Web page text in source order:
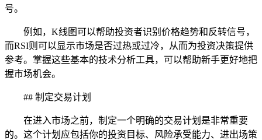
号。
例如，K线图可以帮助投资者识别价格趋势和反转信号，
而RSI则可以显示市场是否过热或过冷，从而为投资决策提供
参考。掌握这些基本的技术分析工具，可以帮助新手更好地把
握市场机会。
## 制定交易计划
在进入市场之前，制定一个明确的交易计划是非常重要
的。这个计划应包括你的投资目标、风险承受能力、进出场策